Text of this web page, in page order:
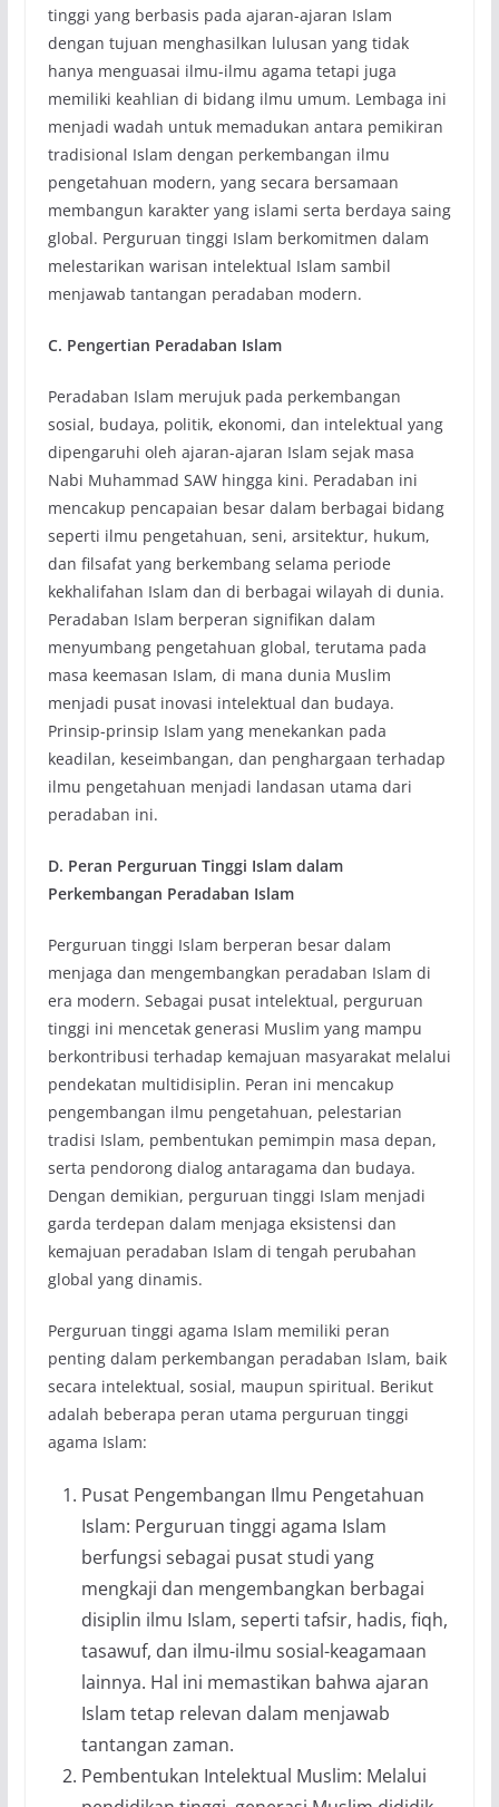
tinggi yang berbasis pada ajaran-ajaran Islam
dengan tujuan menghasilkan lulusan yang tidak
hanya menguasai ilmu-ilmu agama tetapi juga
memiliki keahlian di bidang ilmu umum. Lembaga ini
menjadi wadah untuk memadukan antara pemikiran
tradisional Islam dengan perkembangan ilmu
pengetahuan modern, yang secara bersamaan
membangun karakter yang islami serta berdaya saing
global. Perguruan tinggi Islam berkomitmen dalam
melestarikan warisan intelektual Islam sambil
menjawab tantangan peradaban modern.
C. Pengertian Peradaban Islam
Peradaban Islam merujuk pada perkembangan
sosial, budaya, politik, ekonomi, dan intelektual yang
dipengaruhi oleh ajaran-ajaran Islam sejak masa
Nabi Muhammad SAW hingga kini. Peradaban ini
mencakup pencapaian besar dalam berbagai bidang
seperti ilmu pengetahuan, seni, arsitektur, hukum,
dan filsafat yang berkembang selama periode
kekhalifahan Islam dan di berbagai wilayah di dunia.
Peradaban Islam berperan signifikan dalam
menyumbang pengetahuan global, terutama pada
masa keemasan Islam, di mana dunia Muslim
menjadi pusat inovasi intelektual dan budaya.
Prinsip-prinsip Islam yang menekankan pada
keadilan, keseimbangan, dan penghargaan terhadap
ilmu pengetahuan menjadi landasan utama dari
peradaban ini.
D. Peran Perguruan Tinggi Islam dalam
Perkembangan Peradaban Islam
Perguruan tinggi Islam berperan besar dalam
menjaga dan mengembangkan peradaban Islam di
era modern. Sebagai pusat intelektual, perguruan
tinggi ini mencetak generasi Muslim yang mampu
berkontribusi terhadap kemajuan masyarakat melalui
pendekatan multidisiplin. Peran ini mencakup
pengembangan ilmu pengetahuan, pelestarian
tradisi Islam, pembentukan pemimpin masa depan,
serta pendorong dialog antaragama dan budaya.
Dengan demikian, perguruan tinggi Islam menjadi
garda terdepan dalam menjaga eksistensi dan
kemajuan peradaban Islam di tengah perubahan
global yang dinamis.
Perguruan tinggi agama Islam memiliki peran
penting dalam perkembangan peradaban Islam, baik
secara intelektual, sosial, maupun spiritual. Berikut
adalah beberapa peran utama perguruan tinggi
agama Islam:
Pusat Pengembangan Ilmu Pengetahuan
Islam: Perguruan tinggi agama Islam
berfungsi sebagai pusat studi yang
mengkaji dan mengembangkan berbagai
disiplin ilmu Islam, seperti tafsir, hadis, fiqh,
tasawuf, dan ilmu-ilmu sosial-keagamaan
lainnya. Hal ini memastikan bahwa ajaran
Islam tetap relevan dalam menjawab
tantangan zaman.
Pembentukan Intelektual Muslim: Melalui